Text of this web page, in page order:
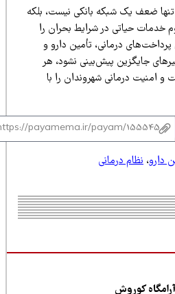
ضعف یک شبکه بانکی نیست، بلکه
حیاتی در شرایط بحران را
درمانی، تأمین دارو و
جایگزین پیش‌بینی نشود، هر
درمانی شهروندان را با
،نظام درمانی
کوروش